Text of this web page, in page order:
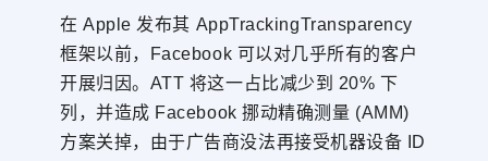
在 Apple 发布其 AppTrackingTransparency
框架以前，Facebook 可以对几乎所有的客户
开展归因。ATT 将这一占比减少到 20% 下
列，并造成 Facebook 挪动精确测量 (AMM)
方案关掉，由于广告商没法再接受机器设备 ID